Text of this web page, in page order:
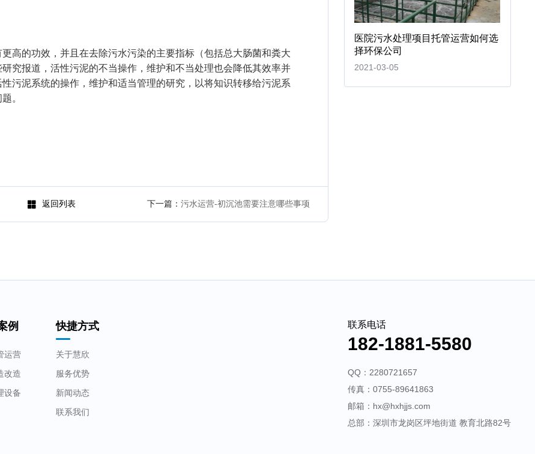
高的功效，并且在去除污水污染的主要指标（包括总大肠菌和粪大
究报道，活性污泥的不当操作，维护和不当处理也会降低其效率并
污泥系统的操作，维护和适当管理的研究，以将知识转移给污泥系
。
返回列表 下一篇：污水运营-初沉池需要注意哪些事项
医院污水处理项目托管运营如何选
择环保公司
2021-03-05
例
运营
改造
设备
快捷方式
关于慧欣
服务优势
新闻动态
联系我们
联系电话
182-1881-5580
QQ：2280721657
传真：0755-89641863
邮箱：hx@hxhjjs.com
总部：深圳市龙岗区坪地街道 教育北路82号